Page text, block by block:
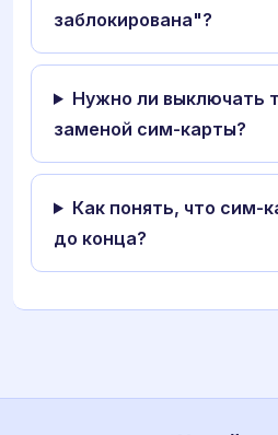
заблокирована"?
Нужно ли выключать
заменой сим-карты?
Как понять, что сим-
до конца?